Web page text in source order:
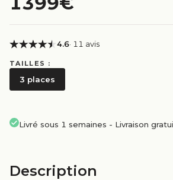
4.6· 11 avis
TAILLES :
3 places
Livré sous 1 semaines - Livraison
Description